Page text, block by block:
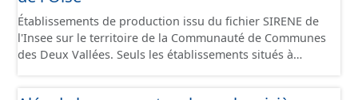
Établissements de production issu du fichier SIRENE de
l'Insee sur le territoire de la Communauté de Communes
des Deux Vallées. Seuls les établissements situés à